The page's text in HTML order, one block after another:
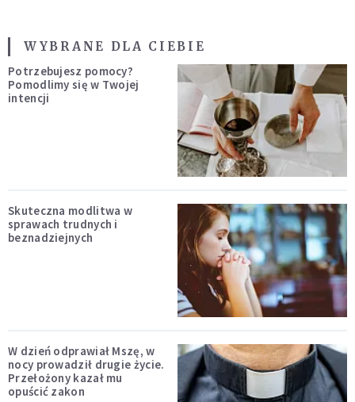
WYBRANE DLA CIEBIE
Potrzebujesz pomocy?
Pomodlimy się w Twojej
intencji
Skuteczna modlitwa w
sprawach trudnych i
beznadziejnych
W dzień odprawiał Mszę, w
nocy prowadził drugie życie.
Przełożony kazał mu
opuścić zakon